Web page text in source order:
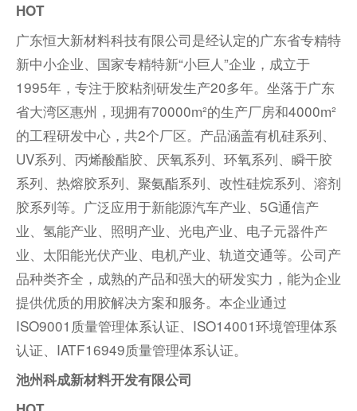
HOT
广东恒大新材料科技有限公司是经认定的广东省专精特
新中小企业、国家专精特新“小巨人”企业，成立于
1995年，专注于胶粘剂研发生产20多年。坐落于广东
省大湾区惠州，现拥有70000m²的生产厂房和4000m²
的工程研发中心，共2个厂区。产品涵盖有机硅系列、
UV系列、丙烯酸酯胶、厌氧系列、环氧系列、瞬干胶
系列、热熔胶系列、聚氨酯系列、改性硅烷系列、溶剂
胶系列等。广泛应用于新能源汽车产业、5G通信产
业、氢能产业、照明产业、光电产业、电子元器件产
业、太阳能光伏产业、电机产业、轨道交通等。公司产
品种类齐全，成熟的产品和强大的研发实力，能为企业
提供优质的用胶解决方案和服务。本企业通过
ISO9001质量管理体系认证、ISO14001环境管理体系
认证、IATF16949质量管理体系认证。
池州科成新材料开发有限公司